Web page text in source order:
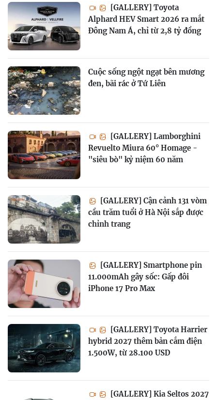
[GALLERY] Toyota
Alphard HEV Smart 2026 ra mắt
Đông Nam Á, chỉ từ 2,8 tỷ đồng
Cuộc sống ngột ngạt bên mương
đen, bãi rác ở Tứ Liên
[GALLERY] Lamborghini
Revuelto Miura 60° Homage -
"siêu bò" kỷ niệm 60 năm
[GALLERY] Cận cảnh 131 vòm
cầu trăm tuổi ở Hà Nội sắp được
chỉnh trang
[GALLERY] Smartphone pin
11.000mAh gây sốc: Gấp đôi
iPhone 17 Pro Max
[GALLERY] Toyota Harrier
hybrid 2027 thêm bản cắm điện
1.500W, từ 28.100 USD
[GALLERY] Kia Seltos 2027